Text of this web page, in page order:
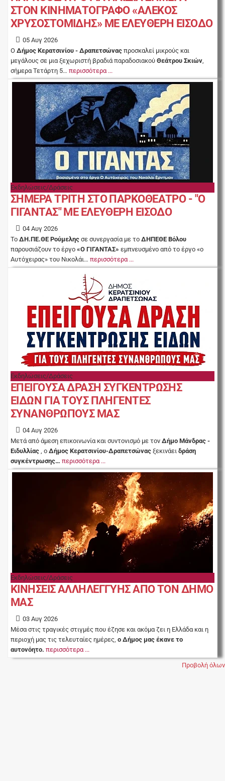
ΣΤΟΝ ΚΙΝΗΜΑΤΟΓΡΑΦΟ «ΑΛΕΚΟΣ
ΧΡΥΣΟΣΤΟΜΙΔΗΣ» ΜΕ ΕΛΕΥΘΕΡΗ ΕΙΣΟΔΟ
05 Αυγ 2026
Ο Δήμος Κερατσινίου - Δραπετσώνας προσκαλεί μικρούς και
μεγάλους σε μια ξεχωριστή βραδιά παραδοσιακού Θεάτρου Σκιών,
σήμερα Τετάρτη 5… περισσότερα ...
Εκδηλώσεις/Δράσεις
ΣΗΜΕΡΑ ΤΡΙΤΗ ΣΤΟ ΠΑΡΚΟΘΕΑΤΡΟ - "Ο
ΓΙΓΑΝΤΑΣ" ΜΕ ΕΛΕΥΘΕΡΗ ΕΙΣΟΔΟ
04 Αυγ 2026
Το ΔΗ.ΠΕ.ΘΕ Ρούμελης σε συνεργασία με το ΔΗΠΕΘΕ Βόλου
παρουσιάζουν το έργο «Ο ΓΙΓΑΝΤΑΣ» εμπνευσμένο από το έργο «ο
Αυτόχειρας» του Νικολάι… περισσότερα ...
Εκδηλώσεις/Δράσεις
ΕΠΕΙΓΟΥΣΑ ΔΡΑΣΗ ΣΥΓΚΕΝΤΡΩΣΗΣ
ΕΙΔΩΝ ΓΙΑ ΤΟΥΣ ΠΛΗΓΕΝΤΕΣ
ΣΥΝΑΝΘΡΩΠΟΥΣ ΜΑΣ
04 Αυγ 2026
Μετά από άμεση επικοινωνία και συντονισμό με τον Δήμο Μάνδρας -
Ειδυλλίας , ο Δήμος Κερατσινίου-Δραπετσώνας ξεκινάει δράση
συγκέντρωσης… περισσότερα ...
Εκδηλώσεις/Δράσεις
ΚΙΝΗΣΕΙΣ ΑΛΛΗΛΕΓΓΥΗΣ ΑΠΟ ΤΟΝ ΔΗΜΟ
ΜΑΣ
03 Αυγ 2026
Μέσα στις τραγικές στιγμές που έζησε και ακόμα ζει η Ελλάδα και η
περιοχή μας τις τελευταίες ημέρες, ο Δήμος μας έκανε το
αυτονόητο. περισσότερα ...
Προβολή όλων